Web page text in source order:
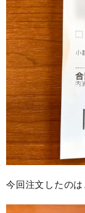
今回注文したのは